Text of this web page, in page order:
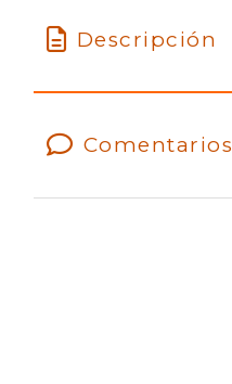
Descripción
Comentarios